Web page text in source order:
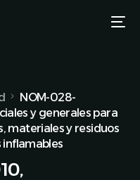
NOM-028-
y generales para
materiales y residuos
inflamables